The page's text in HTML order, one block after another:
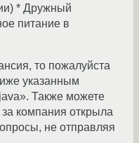
* Дружный
питание в
то пожалуйста
указанным
Также можете
за компания открыла
не отправляя